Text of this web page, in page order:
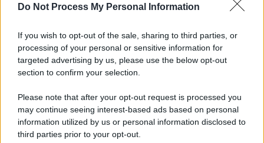
Do Not Process My Personal Information
If you wish to opt-out of the sale, sharing to third parties, or
processing of your personal or sensitive information for
targeted advertising by us, please use the below opt-out
section to confirm your selection.
Please note that after your opt-out request is processed you
may continue seeing interest-based ads based on personal
information utilized by us or personal information disclosed to
third parties prior to your opt-out.
Il ricordo /Le radici di Francesco
Una domenica di settembre con Guccini nella sua casa a Pàvana,
tra ricordi del premio Tenco, la gara di disegni con Andrea
Pazienza sulle tovaglie di carta, il rapporto con i fan che